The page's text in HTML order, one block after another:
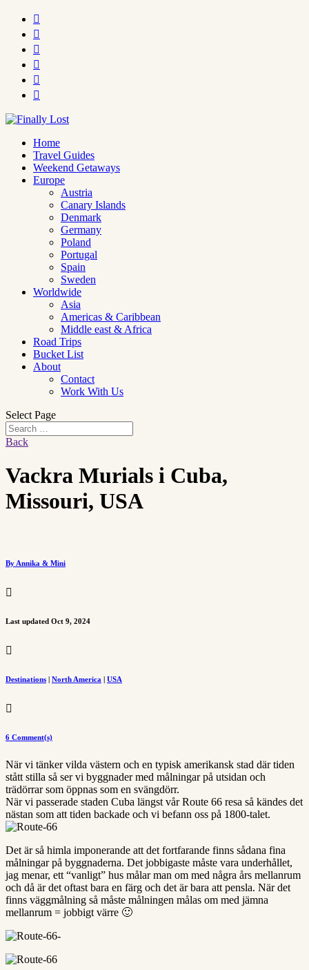






Home
Travel Guides
Weekend Getaways
Europe
Austria
Canary Islands
Denmark
Germany
Poland
Portugal
Spain
Sweden
Worldwide
Asia
Americas & Caribbean
Middle east & Africa
Road Trips
Bucket List
About
Contact
Work With Us
Select Page
Back
Vackra Murials i Cuba,
Missouri, USA
By Annika & Mini

Last updated Oct 9, 2024

Destinations | North America | USA

6 Comment(s)
När vi tänker vilda västern och en typisk amerikansk stad där tiden
stått stilla så ser vi byggnader med målningar på utsidan och
trädörrar som öppnas som en svängdörr.
När vi passerade staden Cuba längst vår Route 66 resa så kändes det
nästan som att tiden backade och vi befann oss på 1800-talet.
Det är så himla imponerande att det fortfarande finns sådana fina
målningar på byggnaderna. Det jobbigaste måste vara underhållet,
jag menar, ett “vanligt” hus målar man om med några års mellanrum
och då är det oftast bara en färg och det är bara att pensla. När det
finns väggmålning så måste målningen målas om med jämna
mellanrum = jobbigt värre 🙂